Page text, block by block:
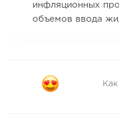
инфляционных
объемов ввода
Как